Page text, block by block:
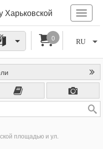
Харьковской
RU
0
площадью и ул.